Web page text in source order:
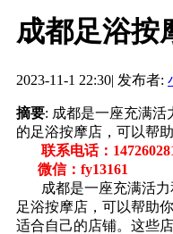
成都足浴按
2023-11-1 22:30| 发布者:
摘要: 成都是一座充满
的足浴按摩店，可以帮
联系电话：
微信：fy13161
成都是一座充满活力
足浴按摩店，可以帮助
适合自己的店铺。这些